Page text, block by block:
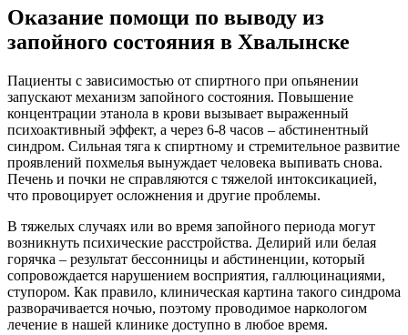
Оказание помощи по выводу из
запойного состояния в Хвалынске
Пациенты с зависимостью от спиртного при опьянении
запускают механизм запойного состояния. Повышение
концентрации этанола в крови вызывает выраженный
психоактивный эффект, а через 6-8 часов – абстинентный
синдром. Сильная тяга к спиртному и стремительное развитие
проявлений похмелья вынуждает человека выпивать снова.
Печень и почки не справляются с тяжелой интоксикацией,
что провоцирует осложнения и другие проблемы.
В тяжелых случаях или во время запойного периода могут
возникнуть психические расстройства. Делирий или белая
горячка – результат бессонницы и абстиненции, который
сопровождается нарушением восприятия, галлюцинациями,
ступором. Как правило, клиническая картина такого синдрома
разворачивается ночью, поэтому проводимое наркологом
лечение в нашей клинике доступно в любое время.